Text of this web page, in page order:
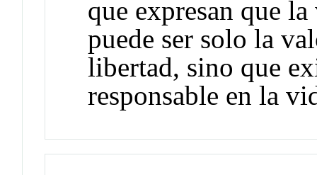
que expresan que
puede ser solo la
libertad, sino que
responsable en la